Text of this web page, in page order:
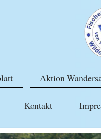
Aktion
Kontakt